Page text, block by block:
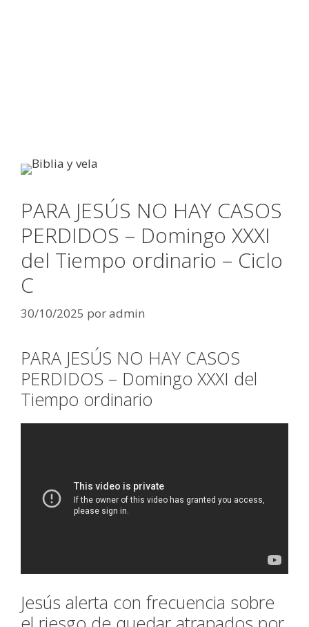
PARA JESÚS NO HAY CASOS
PERDIDOS – Domingo XXXI
del Tiempo ordinario – Ciclo
C
30/10/2025 poradmin
PARA JESÚS NO HAY CASOS
PERDIDOS – Domingo XXXI del
Tiempo ordinario
Jesús alerta con frecuencia sobre